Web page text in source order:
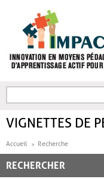
FORMULAIRE DE
VIGNETTES DE
Accueil Recherche
RECHERCHER